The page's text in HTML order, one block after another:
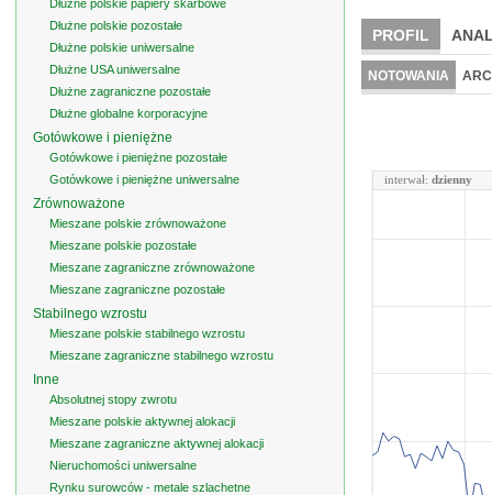
PROFIL
NOTOWANIA
interwał: dzienny
Dłużne polskie papiery skarbowe
Dłużne polskie pozostałe
Dłużne polskie uniwersalne
Dłużne USA uniwersalne
Dłużne zagraniczne pozostałe
Dłużne globalne korporacyjne
Gotówkowe i pieniężne
Gotówkowe i pieniężne pozostałe
Gotówkowe i pieniężne uniwersalne
Zrównoważone
Mieszane polskie zrównoważone
Mieszane polskie pozostałe
Mieszane zagraniczne zrównoważone
Mieszane zagraniczne pozostałe
Stabilnego wzrostu
Mieszane polskie stabilnego wzrostu
Mieszane zagraniczne stabilnego wzrostu
Inne
Absolutnej stopy zwrotu
Mieszane polskie aktywnej alokacji
Mieszane zagraniczne aktywnej alokacji
Nieruchomości uniwersalne
Rynku surowców - metale szlachetne